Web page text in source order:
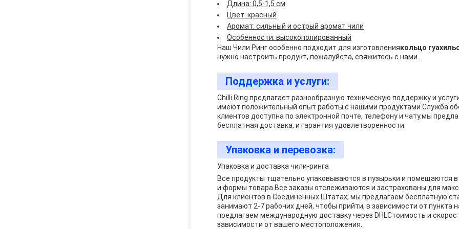
Длина: 0,5-1,5 см
Цвет: красный
Аромат: сильный и острый аромат чили
Особенности: высокополированный
Наш Чили Ринг особенно подходит для изготовлениякольцо
нужно настроить продукт, пожалуйста, свяжитесь с нами.
Поддержка и услуги:
Chilli Ring предлагает разнообразную техническую поддержку и
имеют положительный опыт работы с нашими продуктами.Служба
клиентов доступна по электронной почте, телефону и чату.мы
бесплатная доставка, и гарантия удовлетворенности.
Упаковка и перевозка:
Упаковка и доставка чили-ринга
Все продукты тщательно упаковываются в пузырьки и помещаются в
и формы товара.Все заказы отслеживаются и застрахованы для
Для клиентов в Соединенных Штатах, мы предлагаем бесплатную
занимают 2-7 рабочих дней, чтобы прийти, в зависимости от пункта
предлагаем международную доставку через DHLСтоимость и
зависимости от вашего местоположения.